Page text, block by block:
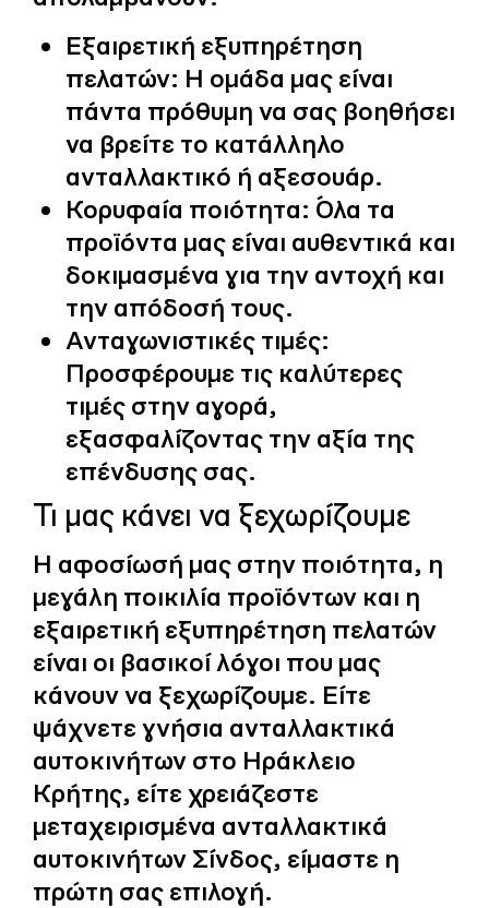
Εξαιρετική εξυπηρέτηση
πελατών: Η ομάδα μας είναι
πάντα πρόθυμη να σας βοηθήσει
να βρείτε το κατάλληλο
ανταλλακτικό ή αξεσουάρ.
Κορυφαία ποιότητα: Όλα τα
προϊόντα μας είναι αυθεντικά και
δοκιμασμένα για την αντοχή και
την απόδοσή τους.
Ανταγωνιστικές τιμές:
Προσφέρουμε τις καλύτερες
τιμές στην αγορά,
εξασφαλίζοντας την αξία της
επένδυσης σας.
Τι μας κάνει να ξεχωρίζουμε
Η αφοσίωσή μας στην ποιότητα, η
μεγάλη ποικιλία προϊόντων και η
εξαιρετική εξυπηρέτηση πελατών
είναι οι βασικοί λόγοι που μας
κάνουν να ξεχωρίζουμε. Είτε
ψάχνετε γνήσια ανταλλακτικά
αυτοκινήτων στο Ηράκλειο
Κρήτης, είτε χρειάζεστε
μεταχειρισμένα ανταλλακτικά
αυτοκινήτων Σίνδος, είμαστε η
πρώτη σας επιλογή.